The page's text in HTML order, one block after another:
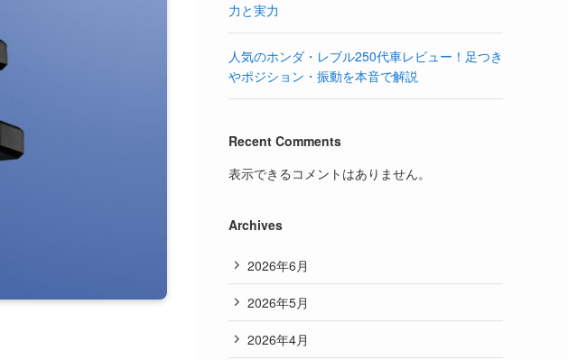
力と実力
人気のホンダ・レブル250代車レビュー！足つき
やポジション・振動を本音で解説
Recent Comments
表示できるコメントはありません。
Archives
2026年6月
2026年5月
2026年4月